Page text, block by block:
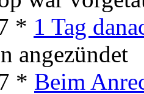
* 1 Tag
angezündet
* Beim